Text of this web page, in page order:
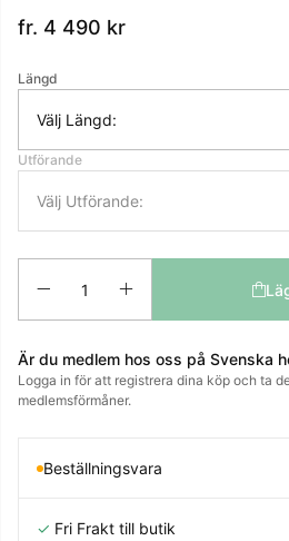
fr. 4 490 kr
Längd
Välj Längd:
Utförande
Välj Utförande:
Är du medlem hos oss på Svenska
Logga in för att registrera dina köp och ta
medlemsförmåner.
Beställningsvara
✓ Fri Frakt till butik